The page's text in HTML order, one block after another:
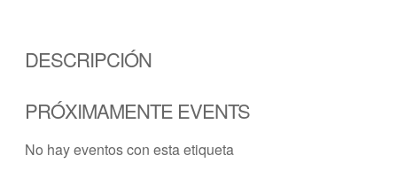
DESCRIPCIÓN
PRÓXIMAMENTE EVENTS
No hay eventos con esta etiqueta